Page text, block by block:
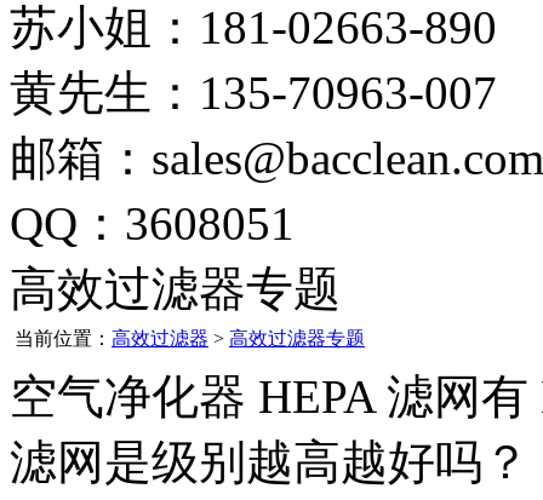
苏小姐：181-02663-890
黄先生：135-70963-007
邮箱：sales@bacclean.com
QQ：3608051
高效过滤器专题
当前位置： 高效过滤器 > 高效过滤器专题
空气净化器 HEPA 滤网
滤网是级别越高越好吗？